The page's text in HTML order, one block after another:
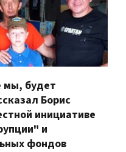
мы, будет
Борис
инициативе
и
фондов